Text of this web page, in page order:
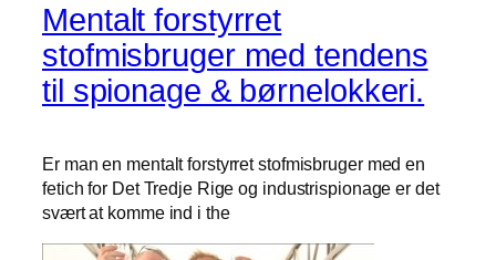
Mentalt forstyrret
stofmisbruger med tendens
til spionage & børnelokkeri.
Er man en mentalt forstyrret stofmisbruger med en
fetich for Det Tredje Rige og industrispionage er det
svært at komme ind i the